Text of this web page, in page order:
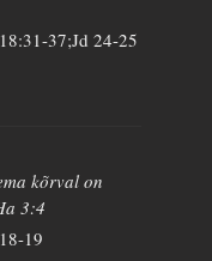
37;Jd 24-25
kõrval on
3:4
19